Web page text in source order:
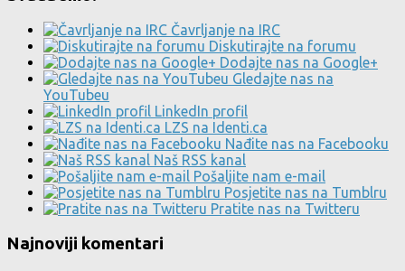
Čavrljanje na IRC
Diskutirajte na forumu
Dodajte nas na Google+
Gledajte nas na
YouTubeu
LinkedIn profil
LZS na Identi.ca
Nađite nas na Facebooku
Naš RSS kanal
Pošaljite nam e-mail
Posjetite nas na Tumblru
Pratite nas na Twitteru
Najnoviji komentari